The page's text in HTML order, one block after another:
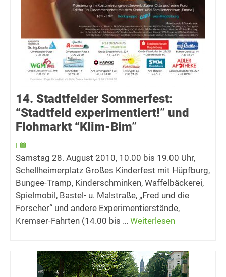
14. Stadtfelder Sommerfest:
“Stadtfeld experimentiert!” und
Flohmarkt “Klim-Bim”
|
Samstag 28. August 2010, 10.00 bis 19.00 Uhr,
Schellheimerplatz Großes Kinderfest mit Hüpfburg,
Bungee-Tramp, Kinderschminken, Waffelbäckerei,
Spielmobil, Bastel- u. Malstraße, „Fred und die
Forscher“ und andere Experimentierstände,
Kremser-Fahrten (14.00 bis … Weiterlesen